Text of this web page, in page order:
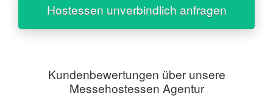
Hostessen unverbindlich anfragen
Kundenbewertungen über unsere
Messehostessen Agentur